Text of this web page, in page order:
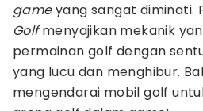
gameyang sangat diminati.
Golfmenyajikan mekanik
permainan golf dengan
yang lucu dan menghibur.
mengendarai mobil golf